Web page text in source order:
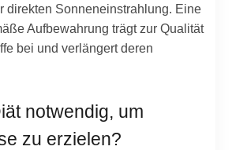
direkten Sonneneinstrahlung. Eine
Aufbewahrung trägt zur Qualität
bei und verlängert deren
notwendig, um
zu erzielen?